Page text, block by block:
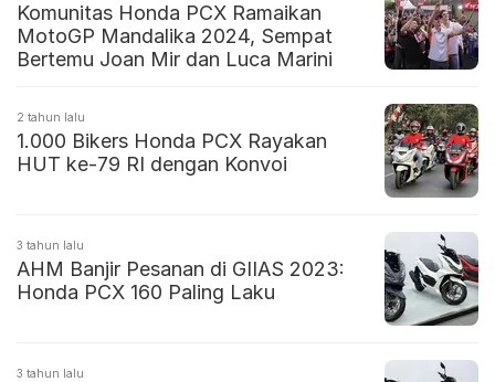
Komunitas Honda PCX Ramaikan
MotoGP Mandalika 2024, Sempat
Bertemu Joan Mir dan Luca Marini
2 tahun lalu
1.000 Bikers Honda PCX Rayakan
HUT ke-79 RI dengan Konvoi
3 tahun lalu
AHM Banjir Pesanan di GIIAS 2023:
Honda PCX 160 Paling Laku
3 tahun lalu